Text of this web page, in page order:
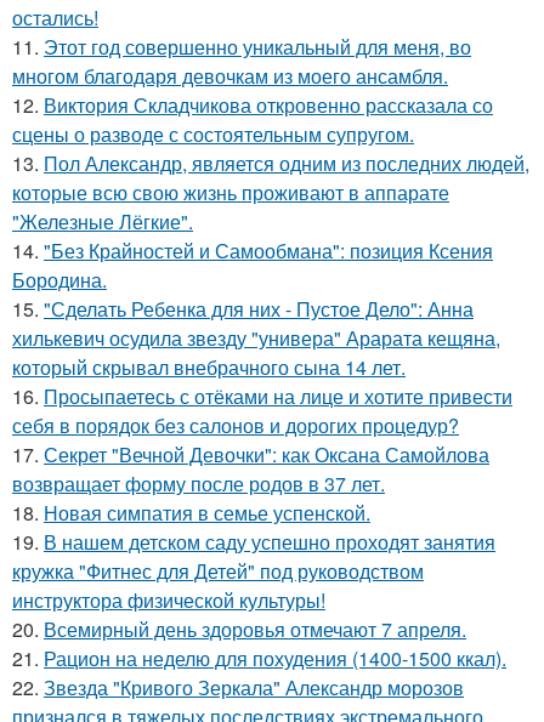
остались!
11. Этот год совершенно уникальный для меня, во
многом благодаря девочкам из моего ансамбля.
12. Виктория Складчикова откровенно рассказала со
сцены о разводе с состоятельным супругом.
13. Пол Александр, является одним из последних людей,
которые всю свою жизнь проживают в аппарате
"Железные Лёгкие".
14. "Без Крайностей и Самообмана": позиция Ксения
Бородина.
15. "Сделать Ребенка для них - Пустое Дело": Анна
хилькевич осудила звезду "универа" Арарата кещяна,
который скрывал внебрачного сына 14 лет.
16. Просыпаетесь с отёками на лице и хотите привести
себя в порядок без салонов и дорогих процедур?
17. Секрет "Вечной Девочки": как Оксана Самойлова
возвращает форму после родов в 37 лет.
18. Новая симпатия в семье успенской.
19. В нашем детском саду успешно проходят занятия
кружка "Фитнес для Детей" под руководством
инструктора физической культуры!
20. Всемирный день здоровья отмечают 7 апреля.
21. Рацион на неделю для похудения (1400-1500 ккал).
22. Звезда "Кривого Зеркала" Александр морозов